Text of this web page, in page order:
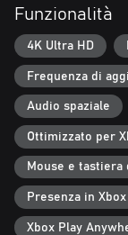
mondo reale,
popolare e dagli
che è
Funzionalità
4K Ultra HD
Frequenza di
Audio spaziale
Ottimizzato per
Mouse e tastiera
Presenza in Xbox
Xbox Play